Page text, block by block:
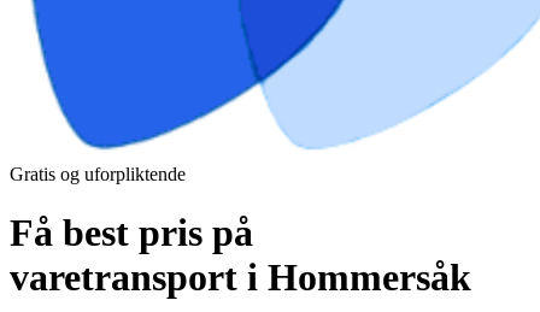
Gratis og uforpliktende
Få best pris på
varetransport i Hommersåk